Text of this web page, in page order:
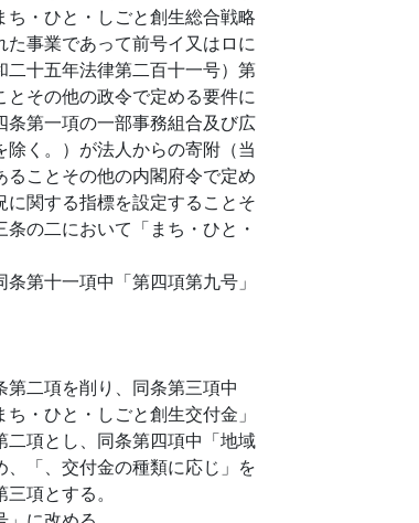
・ひと・しごと創生総合戦略
事業であって前号イ又はロに
十五年法律第二百十一号）第
その他の政令で定める要件に
第一項の一部事務組合及び広
く。）が法人からの寄附（当
ことその他の内閣府令で定め
関する指標を設定することそ
の二において「まち・ひと・
第十一項中「第四項第九号」
二項を削り、同条第三項中
・ひと・しごと創生交付金」
項とし、同条第四項中「地域
「、交付金の種類に応じ」を
項とする。